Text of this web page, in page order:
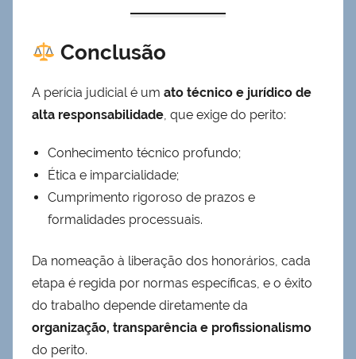
Conclusão
A perícia judicial é um ato técnico e jurídico de
alta responsabilidade, que exige do perito:
Conhecimento técnico profundo;
Ética e imparcialidade;
Cumprimento rigoroso de prazos e
formalidades processuais.
Da nomeação à liberação dos honorários, cada
etapa é regida por normas específicas, e o êxito
do trabalho depende diretamente da
organização, transparência e profissionalismo
do perito.